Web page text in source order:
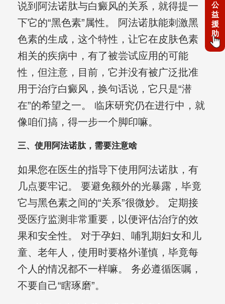
说到阿法诺肽与白癜风的关系，就得提一
下它的“黑色素”属性。 阿法诺肽能刺激黑
色素的生成，这个特性，让它在皮肤色素
相关的疾病中，有了被尝试应用的可能
性，但注意，目前，它并没有被广泛批准
用于治疗白癜风，换句话说，它只是“潜
在”的希望之一。 临床研究仍在进行中，就
像咱们搞，得一步一个脚印嘛。
三、使用阿法诺肽，需要注意啥
如果您在医生的指导下使用阿法诺肽，有
几点要牢记。 要避免额外的光暴露，毕竟
它与黑色素之间的“关系”很微妙。 定期接
受医疗监测非常重要，以便评估治疗的效
果和安全性。 对于孕妇、哺乳期妇女和儿
童、老年人，使用时要格外谨慎，毕竟每
个人的情况都不一样嘛。 务必遵循医嘱，
不要自己“瞎琢磨”。
公
益
援
助